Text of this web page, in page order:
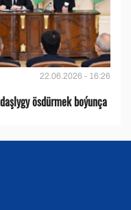
22.06.2026 - 16:26
ösdürmek boýunça